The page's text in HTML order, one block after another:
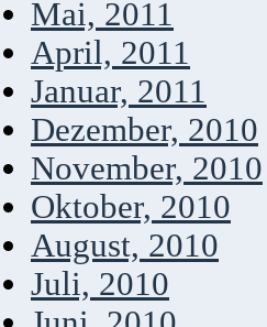
Mai, 2011
April, 2011
Januar, 2011
Dezember, 2010
November, 2010
Oktober, 2010
August, 2010
Juli, 2010